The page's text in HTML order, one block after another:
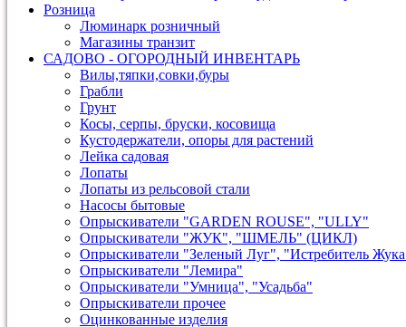
Розница
Люминарк розничный
Магазины транзит
САДОВО - ОГОРОДНЫЙ ИНВЕНТАРЬ
Вилы,тяпки,совки,буры
Грабли
Грунт
Косы, серпы, бруски, косовища
Кустодержатели, опоры для растений
Лейка садовая
Лопаты
Лопаты из рельсовой стали
Насосы бытовые
Опрыскиватели "GARDEN ROUSE", "ULLY"
Опрыскиватели "ЖУК", "ШМЕЛЬ" (ЦИКЛ)
Опрыскиватели "Зеленый Луг", "Истребитель
Опрыскиватели "Лемира"
Опрыскиватели "Умница", "Усадьба"
Опрыскиватели прочее
Оцинкованные изделия